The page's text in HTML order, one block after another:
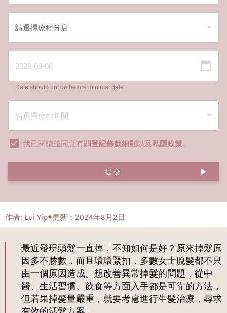
Date should not be before minimal date
我已閱讀並同意有關登記條款細則以及私隱政策。
提交
作者: Lui Yip 更新：2024年8月2日
最近發現頭髮一直掉，不知如何是好？原來掉髮原
因多不勝數，而且環環緊扣，多數女士脫髮都不只
由一個原因造成。想改善異常掉髮的問題，從中
醫、生活習慣、飲食等方面入手都是可靠的方法，
但若果掉髮量嚴重，就要考慮進行生髮治療，尋求